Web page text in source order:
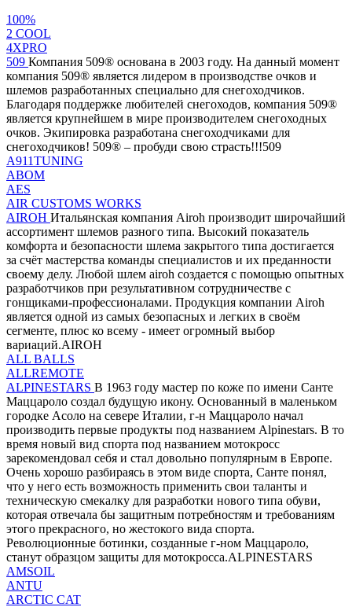
100%
2 СOOL
4XPRO
509 Компания 509® основана в 2003 году. На данный момент
компания 509® является лидером в производстве очков и
шлемов разработанных специально для снегоходчиков.
Благодаря поддержке любителей снегоходов, компания 509®
является крупнейшем в мире производителем снегоходных
очков. Экипировка разработана снегоходчиками для
снегоходчиков! 509® – пробуди свою страсть!!!509
A911TUNING
ABOM
AES
AIR CUSTOMS WORKS
AIROH Итальянская компания Airoh производит широчайший
ассортимент шлемов разного типа. Высокий показатель
комфорта и безопасности шлема закрытого типа достигается
за счёт мастерства команды специалистов и их преданности
своему делу. Любой шлем airoh создается с помощью опытных
разработчиков при результативном сотрудничестве с
гонщиками-профессионалами. Продукция компании Airoh
является одной из самых безопасных и легких в своём
сегменте, плюс ко всему - имеет огромный выбор
вариаций.AIROH
ALL BALLS
ALLREMOTE
ALPINESTARS В 1963 году мастер по коже по имени Санте
Маццароло создал будущую икону. Основанный в маленьком
городке Асоло на севере Италии, г-н Маццароло начал
производить первые продукты под названием Alpinestars. В то
время новый вид спорта под названием мотокросс
зарекомендовал себя и стал довольно популярным в Европе.
Очень хорошо разбираясь в этом виде спорта, Санте понял,
что у него есть возможность применить свои таланты и
техническую смекалку для разработки нового типа обуви,
которая отвечала бы защитным потребностям и требованиям
этого прекрасного, но жестокого вида спорта.
Революционные ботинки, созданные г-ном Маццароло,
станут образцом защиты для мотокросса.ALPINESTARS
AMSOIL
ANTU
ARCTIC CAT